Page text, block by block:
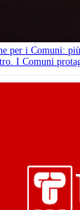
per i Comuni:
I Comuni